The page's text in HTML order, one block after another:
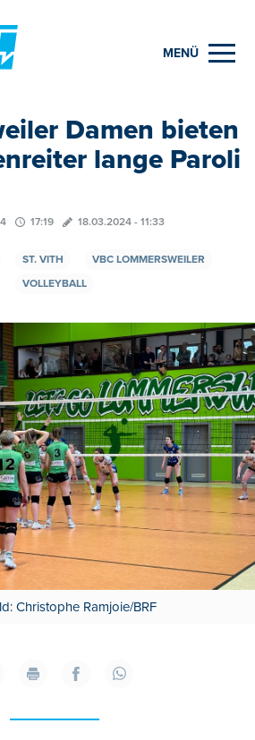
MENÜ
Damen bieten
lange Paroli
17:19 18.03.2024 - 11:33
ST. VITH
VBC LOMMERSWEILER
VOLLEYBALL
Christophe Ramjoie/BRF